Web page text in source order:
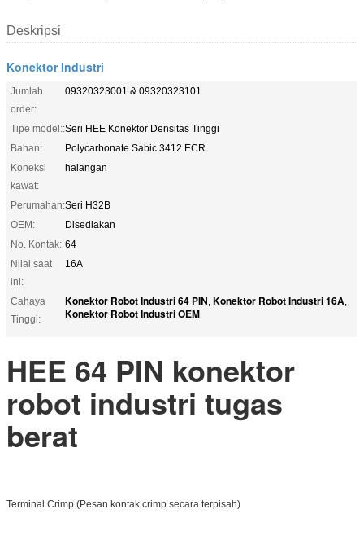
Deskripsi
Konektor Industri
Jumlah
order:
09320323001 & 09320323101
Tipe model::Seri HEE Konektor Densitas Tinggi
Bahan:
Polycarbonate Sabic 3412 ECR
Koneksi
kawat:
halangan
Perumahan:Seri H32B
OEM:
Disediakan
No. Kontak: 64
Nilai saat
ini:
16A
Cahaya
Tinggi:
Konektor Robot Industri 64 PIN, Konektor Robot Industri 16A,
Konektor Robot Industri OEM
HEE 64 PIN konektor
robot industri tugas
berat
Terminal Crimp (Pesan kontak crimp secara terpisah)